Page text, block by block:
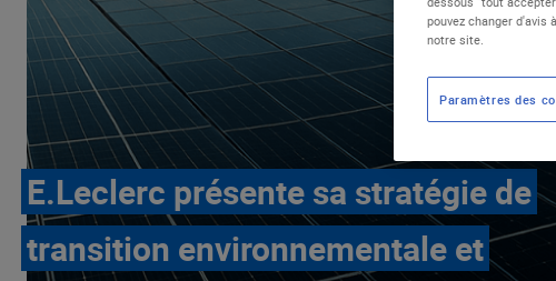
E.Leclerc présente sa stratégie de
transition environnementale et
pouvez changer d'avis
notre site.
Paramètres des